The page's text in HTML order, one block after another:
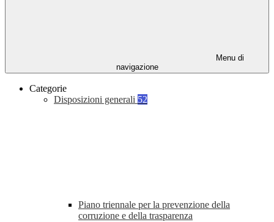
Menu di
navigazione
Categorie
Disposizioni generali 52
Piano triennale per la prevenzione della
corruzione e della trasparenza